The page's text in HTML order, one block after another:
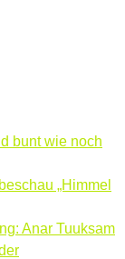
bunt wie noch
„Himmel
Anar Tuuksam